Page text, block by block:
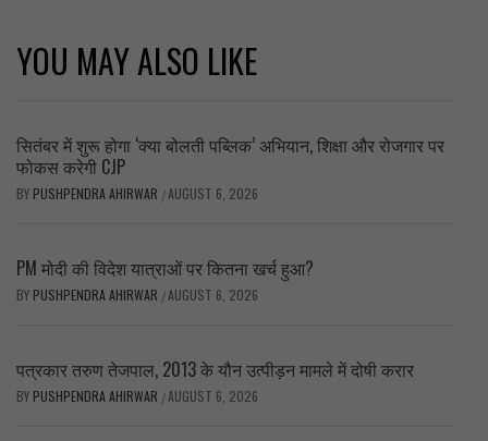
YOU MAY ALSO LIKE
सितंबर में शुरू होगा ‘क्या बोलती पब्लिक’ अभियान, शिक्षा और रोजगार पर
फोकस करेगी CJP
BY PUSHPENDRA AHIRWAR /AUGUST 6, 2026
PM मोदी की विदेश यात्राओं पर कितना खर्च हुआ?
BY PUSHPENDRA AHIRWAR /AUGUST 6, 2026
पत्रकार तरुण तेजपाल, 2013 के यौन उत्पीड़न मामले में दोषी करार
BY PUSHPENDRA AHIRWAR /AUGUST 6, 2026